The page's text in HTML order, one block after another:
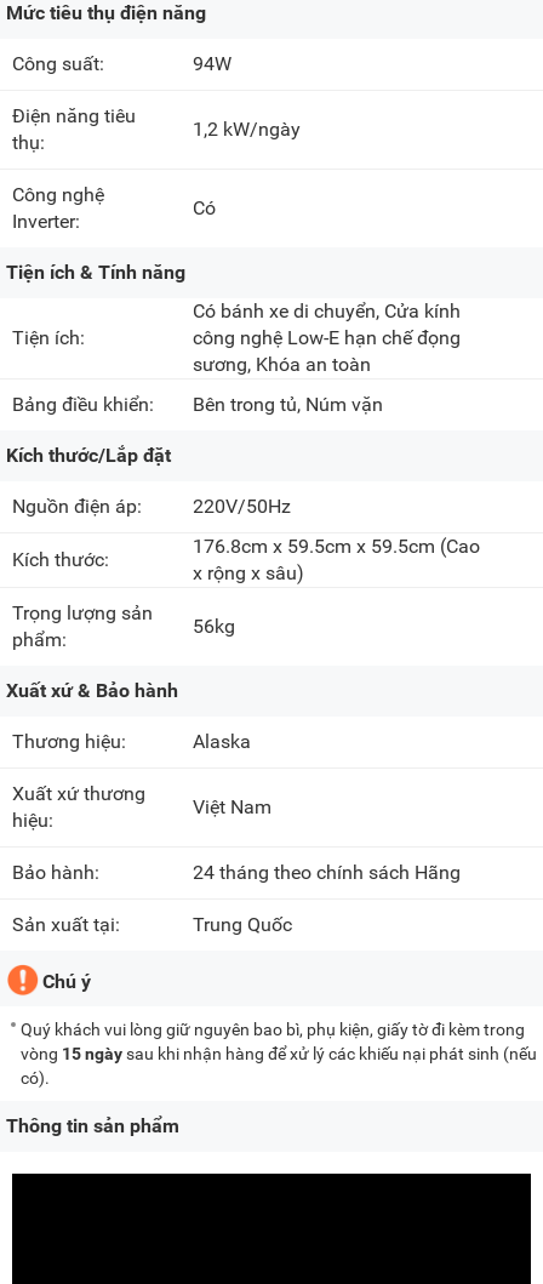
Mức tiêu thụ điện năng
Công suất: 94W
Điện năng tiêu
thụ:
1,2 kW/ngày
Công nghệ
Inverter:
Có
Tiện ích & Tính năng
Tiện ích:
Có bánh xe di chuyển, Cửa kính
công nghệ Low-E hạn chế đọng
sương, Khóa an toàn
Bảng điều khiển:
Bên trong tủ, Núm vặn
Kích thước/Lắp đặt
Nguồn điện áp: 220V/50Hz
Kích thước:
176.8cm x 59.5cm x 59.5cm (Cao
x rộng x sâu)
Trọng lượng sản
phẩm:
56kg
Xuất xứ & Bảo hành
Thương hiệu: Alaska
Xuất xứ thương
hiệu:
Việt Nam
Bảo hành: 24 tháng theo chính sách Hãng
Sản xuất tại: Trung Quốc
Chú ý
Quý khách vui lòng giữ nguyên bao bì, phụ kiện, giấy tờ đi kèm trong
vòng 15 ngàysau khi nhận hàng để xử lý các khiếu nại phát sinh (nếu
có).
Thông tin sản phẩm